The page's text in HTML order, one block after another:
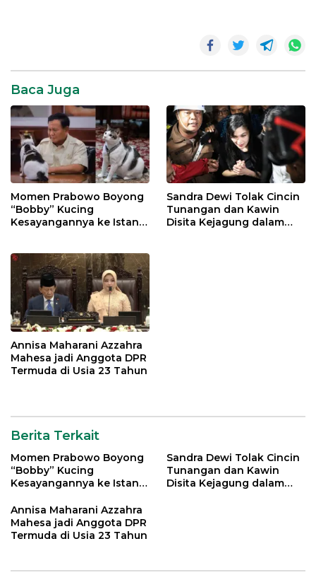
Baca Juga
Momen Prabowo Boyong
“Bobby” Kucing
Kesayangannya ke Istana
Sandra Dewi Tolak Cincin
Tunangan dan Kawin
Disita Kejagung dalam
Annisa Maharani Azzahra
Mahesa jadi Anggota DPR
Termuda di Usia 23 Tahun
Berita Terkait
Momen Prabowo Boyong
“Bobby” Kucing
Kesayangannya ke Istana
Sandra Dewi Tolak Cincin
Tunangan dan Kawin
Disita Kejagung dalam
Annisa Maharani Azzahra
Mahesa jadi Anggota DPR
Termuda di Usia 23 Tahun